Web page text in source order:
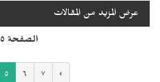
عرض المزيد من المقالات
الصفحة ٥ / ١٬٦٦٠
٥ ٦ ٧ ›